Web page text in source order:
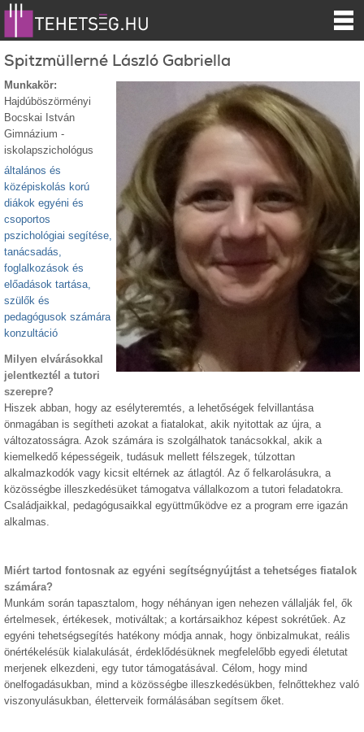
Spitzmüllerné László Gabriella
Munkakör:
Hajdúböszörményi
Bocskai István
Gimnázium -
iskolapszichológus
általános és
középiskolás korú
diákok egyéni és
csoportos
pszichológiai segítése,
tanácsadás,
foglalkozások és
előadások tartása,
szülők és
pedagógusok számára
konzultáció
Milyen elvárásokkal
jelentkeztél a tutori
szerepre?
Hiszek abban, hogy az esélyteremtés, a lehetőségek felvillantása
önmagában is segítheti azokat a fiatalokat, akik nyitottak az újra, a
változatosságra. Azok számára is szolgálhatok tanácsokkal, akik a
kiemelkedő képességeik, tudásuk mellett félszegek, túlzottan
alkalmazkodók vagy kicsit eltérnek az átlagtól. Az ő felkarolásukra, a
közösségbe illeszkedésüket támogatva vállalkozom a tutori feladatokra.
Családjaikkal, pedagógusaikkal együttműködve ez a program erre igazán
alkalmas.
Miért tartod fontosnak az egyéni segítségnyújtást a tehetséges fiatalok
számára?
Munkám során tapasztalom, hogy néhányan igen nehezen vállalják fel, ők
értelmesek, értékesek, motiváltak; a kortársaikhoz képest sokrétűek. Az
egyéni tehetségsegítés hatékony módja annak, hogy önbizalmukat, reális
önértékelésük kialakulását, érdeklődésüknek megfelelőbb egyedi életutat
merjenek elkezdeni, egy tutor támogatásával. Célom, hogy mind
önelfogadásukban, mind a közösségbe illeszkedésükben, felnőttekhez való
viszonyulásukban, életterveik formálásában segítsem őket.